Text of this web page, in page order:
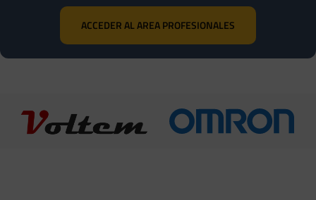
ACCEDER AL AREA PROFESIONALES